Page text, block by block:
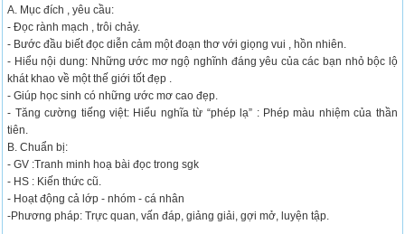
A. Mục đích , yêu cầu:
- Đọc rành mạch , trôi chảy.
- Bước đầu biết đọc diễn cảm một đoạn thơ với giọng vui , hồn nhiên.
- Hiểu nội dung: Những ước mơ ngộ nghĩnh đáng yêu của các bạn nhỏ bộc lộ
khát khao về một thế giới tốt đẹp .
- Giúp học sinh có những ước mơ cao đẹp.
- Tăng cường tiếng việt: Hiểu nghĩa từ “phép lạ” : Phép màu nhiệm của thần
tiên.
B. Chuẩn bị:
- GV :Tranh minh hoạ bài đọc trong sgk
- HS : Kiến thức cũ.
- Hoạt động cả lớp - nhóm - cá nhân
-Phương pháp: Trực quan, vấn đáp, giảng giải, gợi mở, luyện tập.